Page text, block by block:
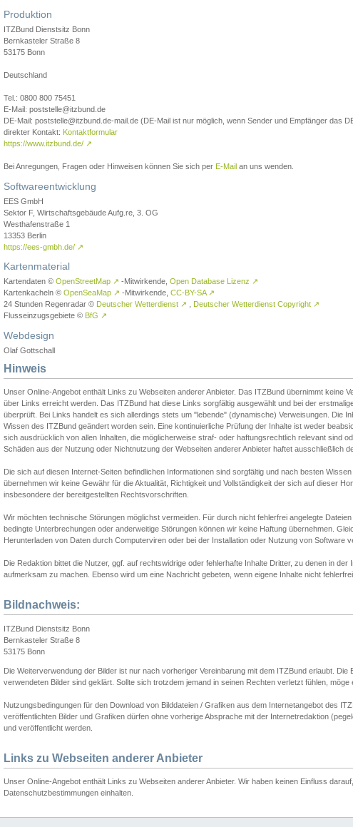
Produktion
ITZBund Dienstsitz Bonn
Bernkasteler Straße 8
53175 Bonn
Deutschland
Tel.: 0800 800 75451
E-Mail: poststelle@itzbund.de
DE-Mail: poststelle@itzbund.de-mail.de (DE-Mail ist nur möglich, wenn Sender und Empfänger das
direkter Kontakt: Kontaktformular
https://www.itzbund.de/ ↗
Bei Anregungen, Fragen oder Hinweisen können Sie sich per E-Mail an uns wenden.
Softwareentwicklung
EES GmbH
Sektor F, Wirtschaftsgebäude Aufg.re, 3. OG
Westhafenstraße 1
13353 Berlin
https://ees-gmbh.de/ ↗
Kartenmaterial
Kartendaten © OpenStreetMap ↗ -Mitwirkende, Open Database Lizenz ↗
Kartenkacheln © OpenSeaMap ↗ -Mitwirkende, CC-BY-SA ↗
24 Stunden Regenradar © Deutscher Wetterdienst ↗ Deutscher Wetterdienst Copyright ↗
Flusseinzugsgebiete © BfG ↗
Webdesign
Olaf Gottschall
Hinweis
Unser Online-Angebot enthält Links zu Webseiten anderer Anbieter. Das ITZBund übernimmt keine
über Links erreicht werden. Das ITZBund hat diese Links sorgfältig ausgewählt und bei der
überprüft. Bei Links handelt es sich allerdings stets um "lebende" (dynamische) Verweisungen. Die
Wissen des ITZBund geändert worden sein. Eine kontinuierliche Prüfung der Inhalte ist weder
sich ausdrücklich von allen Inhalten, die möglicherweise straf- oder haftungsrechtlich relevant sind
Schäden aus der Nutzung oder Nichtnutzung der Webseiten anderer Anbieter haftet ausschließlich
Die sich auf diesen Internet-Seiten befindlichen Informationen sind sorgfältig und nach besten
übernehmen wir keine Gewähr für die Aktualität, Richtigkeit und Vollständigkeit der sich auf dieser
insbesondere der bereitgestellten Rechtsvorschriften.
Wir möchten technische Störungen möglichst vermeiden. Für durch nicht fehlerfrei angelegte
bedingte Unterbrechungen oder anderweitige Störungen können wir keine Haftung übernehmen.
Herunterladen von Daten durch Computerviren oder bei der Installation oder Nutzung von Software
Die Redaktion bittet die Nutzer, ggf. auf rechtswidrige oder fehlerhafte Inhalte Dritter, zu denen in
aufmerksam zu machen. Ebenso wird um eine Nachricht gebeten, wenn eigene Inhalte nicht
Bildnachweis:
ITZBund Dienstsitz Bonn
Bernkasteler Straße 8
53175 Bonn
Die Weiterverwendung der Bilder ist nur nach vorheriger Vereinbarung mit dem ITZBund erlaubt. Die
verwendeten Bilder sind geklärt. Sollte sich trotzdem jemand in seinen Rechten verletzt fühlen, möge
Nutzungsbedingungen für den Download von Bilddateien / Grafiken aus dem Internetangebot des
veröffentlichten Bilder und Grafiken dürfen ohne vorherige Absprache mit der Internetredaktion
und veröffentlicht werden.
Links zu Webseiten anderer Anbieter
Unser Online-Angebot enthält Links zu Webseiten anderer Anbieter. Wir haben keinen Einfluss
Datenschutzbestimmungen einhalten.